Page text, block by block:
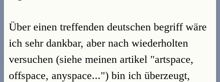
Über einen treffenden deutschen begriff wäre
ich sehr dankbar, aber nach wiederholten
versuchen (siehe meinen artikel "artspace,
offspace, anyspace...") bin ich überzeugt,